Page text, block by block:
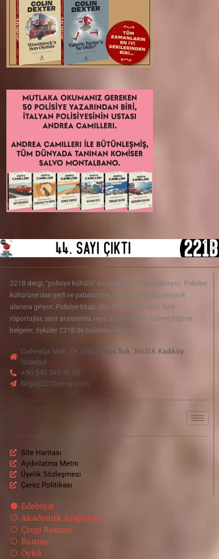
221B dergi, “polisiye kültürü” dergisi olarak konumlanıyor. Polisiye
kültürüne dair yerli ve yabancı her şey 221B’nin ilgi ve içerik
alanına giriyor. Polisiye kitap, dizi, film incelemeleri, özel
röportajlar, satır aralarında veya tozlu raflarda kalmış bilgi ve
belgeler, öyküler 221B’de bulabileceğiniz içerikler…
Caferağa Mah. Dr. Şakir Paşa Sok. No3/A Kadıköy
İstanbul
+90 543 345 46 00
bilgi@221bdergi.com
Site Haritası
Aydınlatma Metni
Üyelik Sözleşmesi
Çerez Politikası
Edebiyat
Akademik Araştırma
Çizgi Roman
Roman
Öykü